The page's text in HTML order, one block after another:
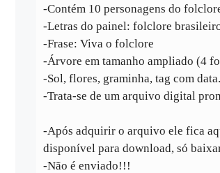
-Contém 10 personagens do
-Letras do painel: folclore
-Frase: Viva o folclore
-Árvore em tamanho ampliado (4
-Sol, flores, graminha, tag com data.
-Trata-se de um arquivo digital
-Após adquirir o arquivo ele fica
disponível para download, só
-Não é enviado!!!